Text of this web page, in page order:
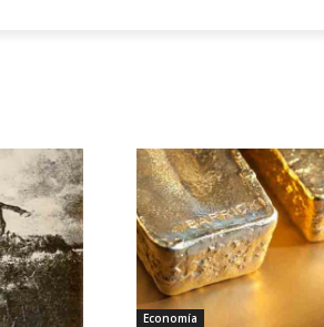
Economía